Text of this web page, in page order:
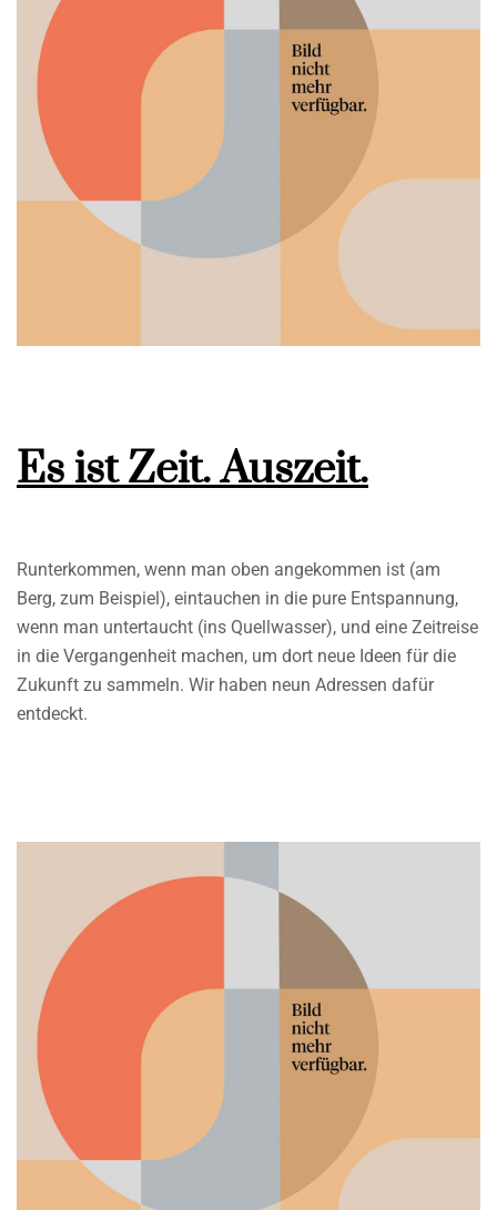
Es ist Zeit. Auszeit.
Runterkommen, wenn man oben angekommen ist (am
Berg, zum Beispiel), eintauchen in die pure Entspannung,
wenn man untertaucht (ins Quellwasser), und eine Zeitreise
in die Vergangenheit machen, um dort neue Ideen für die
Zukunft zu sammeln. Wir haben neun Adressen dafür
entdeckt.